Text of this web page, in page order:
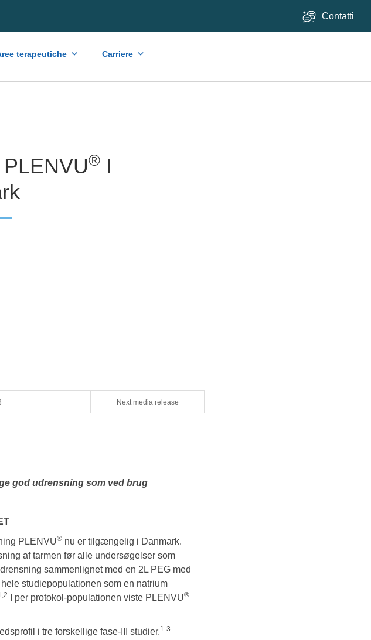
Contatti
terapeutiche Carriere
®I
Next media release
god udrensning som ved brug
PLENVU®nu er tilgængelig i Danmark.
af tarmen før alle undersøgelser som
sammenlignet med en 2L PEG med
studiepopulationen som en natrium
I per protokol-populationen viste PLENVU®
i tre forskellige fase-III studier.1-3